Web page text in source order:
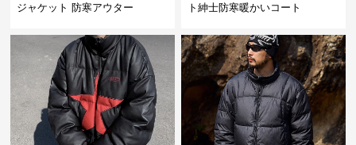
ジャケット 防寒アウター
ト紳士防寒暖かいコート